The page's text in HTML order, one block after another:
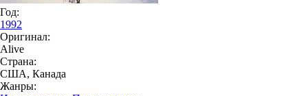
Год:
1992
Оригинал:
Alive
Страна:
США, Канада
Жанры: